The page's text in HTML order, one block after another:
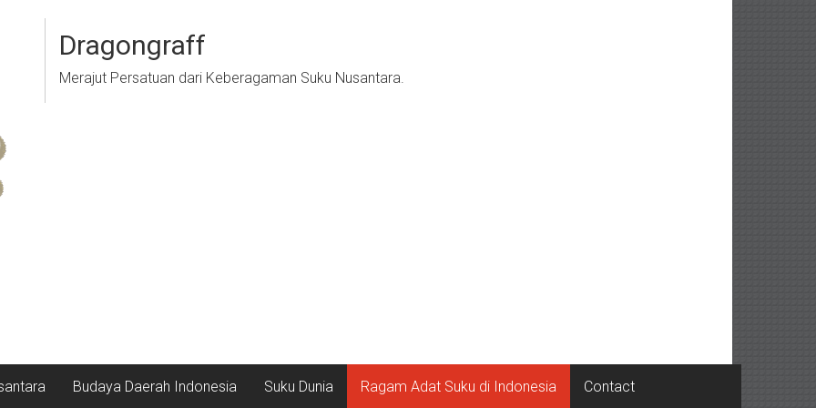
Dragongraff
Merajut Persatuan dari Keberagaman Suku Nusantara.
Budaya Daerah Indonesia Suku Dunia Ragam Adat Suku di Indonesia Contact